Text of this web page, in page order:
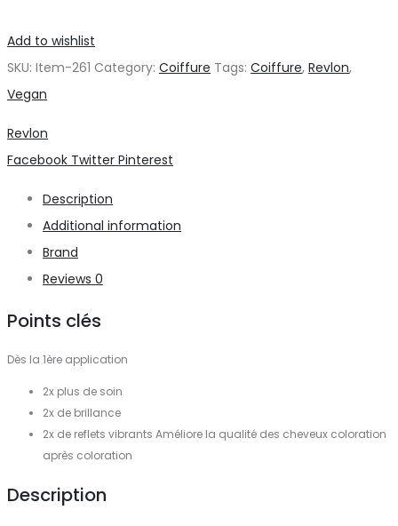
Add to wishlist
SKU: Item-261 Category: Coiffure Tags: Coiffure, Revlon,
Vegan
Revlon
Share
Facebook Twitter Pinterest
Description
Additional information
Brand
Reviews 0
Points clés
Dès la 1ère application
2x plus de soin
2x de brillance
2x de reflets vibrants Améliore la qualité des cheveux coloration
après coloration
Description